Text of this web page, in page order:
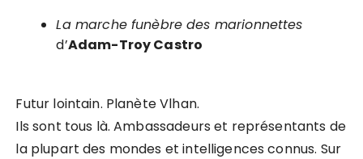
La marche funèbre des marionnettes
d’Adam-Troy Castro
Futur lointain. Planète Vlhan.
Ils sont tous là. Ambassadeurs et représentants de
la plupart des mondes et intelligences connus. Sur